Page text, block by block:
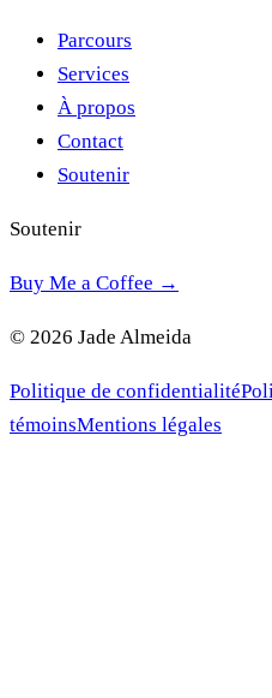
Parcours
Services
À propos
Contact
Soutenir
Soutenir
Buy Me a Coffee →
© 2026 Jade Almeida
Politique de confidentialité
témoinsMentions légales